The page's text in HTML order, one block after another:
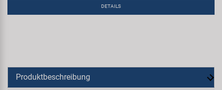
DETAILS
Produktbeschreibung